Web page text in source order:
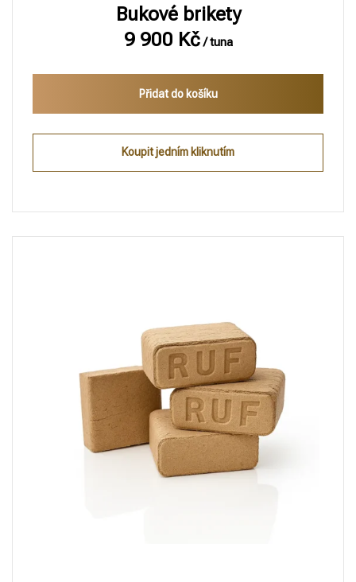
Bukové brikety
9 900 Kč/ tuna
Přidat do košíku
Koupit jedním kliknutím